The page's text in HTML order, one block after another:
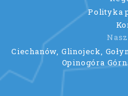
Polityka
Ciechanów, Glinojeck,
Opinogóra